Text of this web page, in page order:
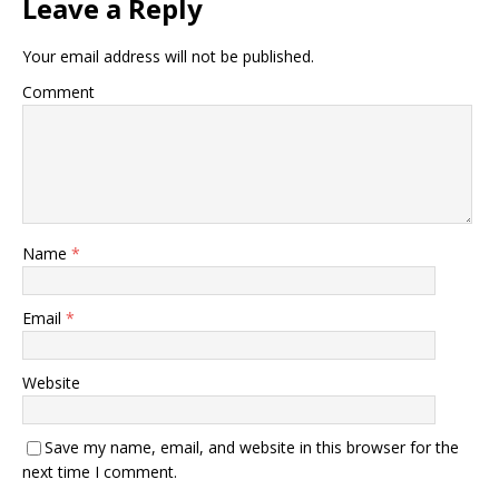
Leave a Reply
Your email address will not be published.
Comment
Name *
Email *
Website
Save my name, email, and website in this browser for the
next time I comment.